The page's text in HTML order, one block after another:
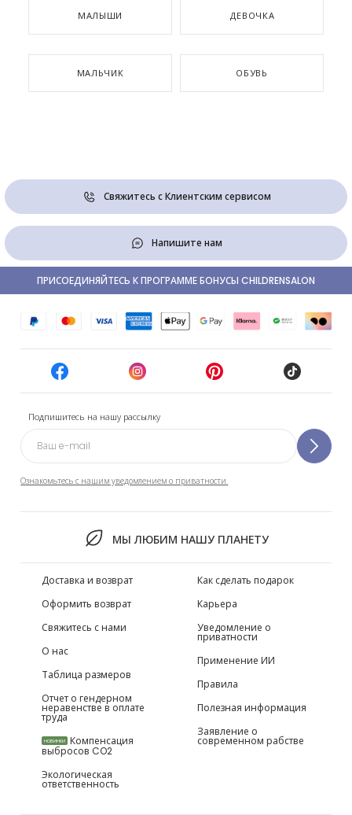
МАЛЫШИ ДЕВОЧКА
МАЛЬЧИК ОБУВЬ
Свяжитесь с Клиентским сервисом
Напишите нам
Подпишитесь на нашу рассылку
Ознакомьтесь с нашим уведомлением о приватности.
МЫ ЛЮБИМ НАШУ ПЛАНЕТУ
ПРИСОЕДИНЯЙТЕСЬ К ПРОГРАММЕ БОНУСЫ CHILDRENSALON
Доставка и возврат
Оформить возврат
Свяжитесь с нами
О нас
Таблица размеров
Отчет о гендерном
неравенстве в оплате
труда
НОВИНКИ Компенсация
выбросов CO2
Экологическая
ответственность
Как сделать подарок
Карьера
Уведомление о
приватности
Применение ИИ
Правила
Полезная информация
Заявление о
современном рабстве